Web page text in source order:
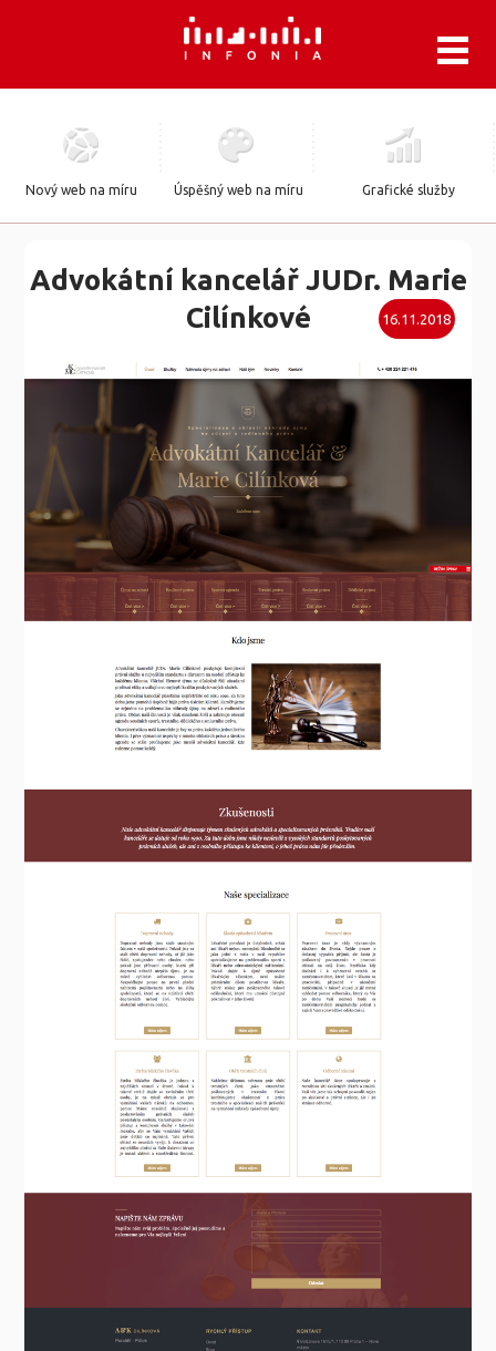
Advokátní kancelář JUDr. Marie
Cilínkové
16.11.2018
Nový web na míru Úspěšný web na míru Grafické služby